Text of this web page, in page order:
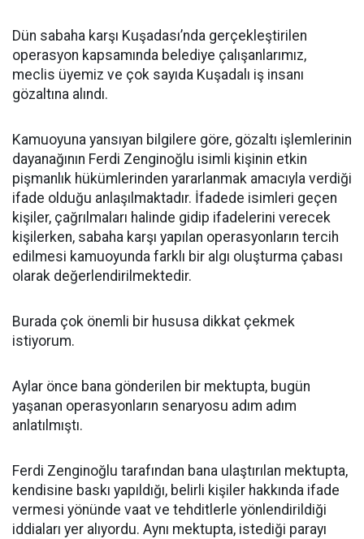
Dün sabaha karşı Kuşadası’nda gerçekleştirilen
operasyon kapsamında belediye çalışanlarımız,
meclis üyemiz ve çok sayıda Kuşadalı iş insanı
gözaltına alındı.
Kamuoyuna yansıyan bilgilere göre, gözaltı işlemlerinin
dayanağının Ferdi Zenginoğlu isimli kişinin etkin
pişmanlık hükümlerinden yararlanmak amacıyla verdiği
ifade olduğu anlaşılmaktadır. İfadede isimleri geçen
kişiler, çağrılmaları halinde gidip ifadelerini verecek
kişilerken, sabaha karşı yapılan operasyonların tercih
edilmesi kamuoyunda farklı bir algı oluşturma çabası
olarak değerlendirilmektedir.
Burada çok önemli bir hususa dikkat çekmek
istiyorum.
Aylar önce bana gönderilen bir mektupta, bugün
yaşanan operasyonların senaryosu adım adım
anlatılmıştı.
Ferdi Zenginoğlu tarafından bana ulaştırılan mektupta,
kendisine baskı yapıldığı, belirli kişiler hakkında ifade
vermesi yönünde vaat ve tehditlerle yönlendirildiği
iddiaları yer alıyordu. Aynı mektupta, istediği parayı